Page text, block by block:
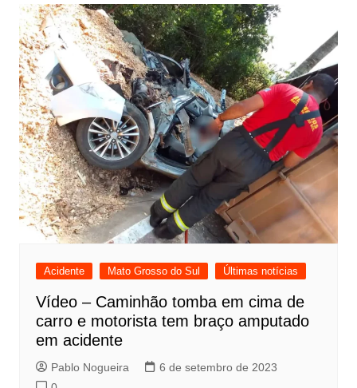
Acidente Mato Grosso do Sul Últimas notícias
Vídeo – Caminhão tomba em cima de
carro e motorista tem braço amputado
em acidente
Pablo Nogueira
6 de setembro de 2023